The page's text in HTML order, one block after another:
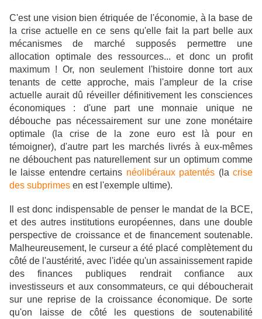
C'est une vision bien étriquée de l'économie, à la base de
la crise actuelle en ce sens qu'elle fait la part belle aux
mécanismes de marché supposés permettre une
allocation optimale des ressources... et donc un profit
maximum ! Or, non seulement l'histoire donne tort aux
tenants de cette approche, mais l'ampleur de la crise
actuelle aurait dû réveiller définitivement les consciences
économiques : d'une part une monnaie unique ne
débouche pas nécessairement sur une zone monétaire
optimale (la crise de la zone euro est là pour en
témoigner), d'autre part les marchés livrés à eux-mêmes
ne débouchent pas naturellement sur un optimum comme
le laisse entendre certains néolibéraux patentés (lacrise
des subprimes en est l'exemple ultime).
Il est donc indispensable de penser le mandat de la BCE,
et des autres institutions européennes, dans une double
perspective de croissance et de financement soutenable.
Malheureusement, le curseur a été placé complètement du
côté de l'austérité, avec l'idée qu'un assainissement rapide
des finances publiques rendrait confiance aux
investisseurs et aux consommateurs, ce qui déboucherait
sur une reprise de la croissance économique. De sorte
qu'on laisse de côté les questions de soutenabilité